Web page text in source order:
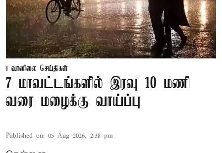
வானிலை செய்திகள்
7 மாவட்டங்களில் இரவு 10 மணி
வரை மழைக்கு வாய்ப்பு
Published on: 05 Aug 2026, 2:38 pm